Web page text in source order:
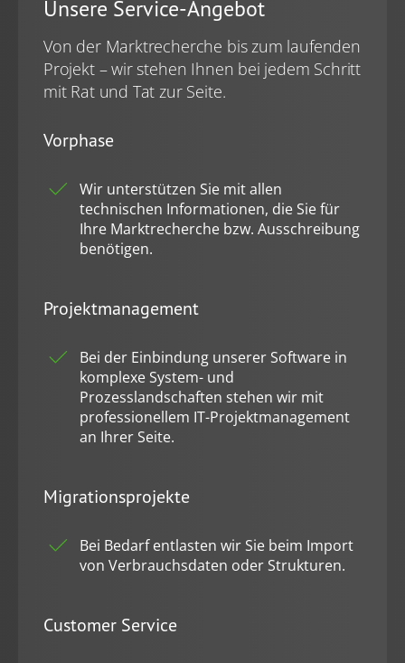
können Sie jederzeit mit Wirkung für die Zukunft in
unsererDatenschutzerklärungwiderrufen. Technisch
notwendige Dienste (beispielsweise Cookies für diese
Abfrage) können wir aber auch ohne Ihre Einwilligung
einsetzen.
Unsere Service-Angebot
Von der Marktrecherche bis zum laufenden
Projekt – wir stehen Ihnen bei jedem Schritt
mit Rat und Tat zur Seite.
Vorphase
Wir unterstützen Sie mit allen
technischen Informationen, die Sie für
Ihre Marktrecherche bzw. Ausschreibung
benötigen.
Projektmanagement
Bei der Einbindung unserer Software in
komplexe System- und
Prozesslandschaften stehen wir mit
professionellem IT-Projektmanagement
an Ihrer Seite.
Migrationsprojekte
Bei Bedarf entlasten wir Sie beim Import
von Verbrauchsdaten oder Strukturen.
Customer Service